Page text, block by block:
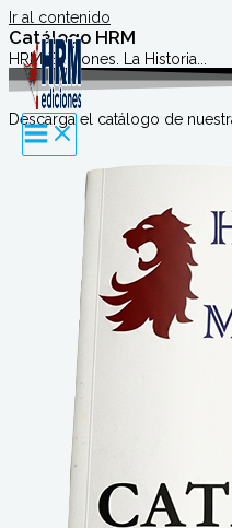
Ir al contenido
Catálogo HRM
HRM Ediciones. La Historia...
Descarga el catálogo de